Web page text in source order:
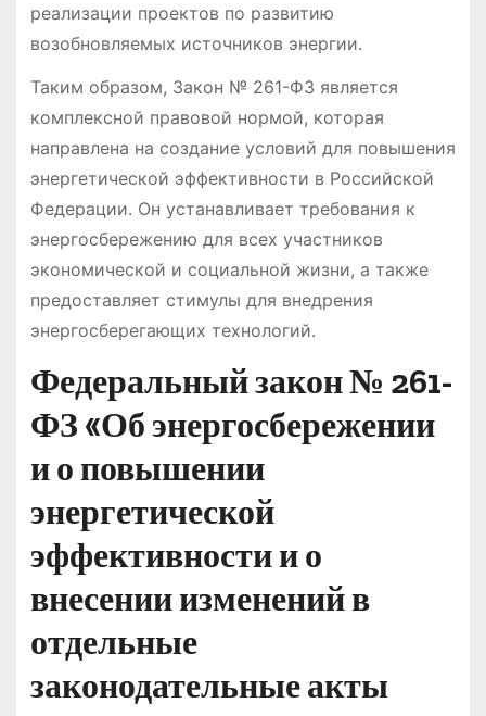
реализации проектов по развитию
возобновляемых источников энергии․
Таким образом, Закон № 261-ФЗ является
комплексной правовой нормой, которая
направлена на создание условий для повышения
энергетической эффективности в Российской
Федерации․ Он устанавливает требования к
энергосбережению для всех участников
экономической и социальной жизни, а также
предоставляет стимулы для внедрения
энергосберегающих технологий․
Федеральный закон № 261-
ФЗ «Об энергосбережении
и о повышении
энергетической
эффективности и о
внесении изменений в
отдельные
законодательные акты